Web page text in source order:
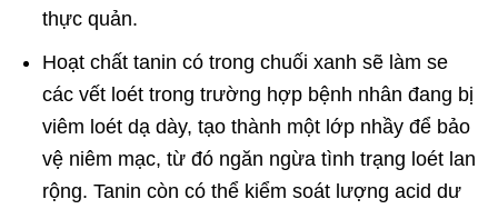
thực quản.
Hoạt chất tanin có trong chuối xanh sẽ làm se
các vết loét trong trường hợp bệnh nhân đang bị
viêm loét dạ dày, tạo thành một lớp nhầy để bảo
vệ niêm mạc, từ đó ngăn ngừa tình trạng loét lan
rộng. Tanin còn có thể kiểm soát lượng acid dư